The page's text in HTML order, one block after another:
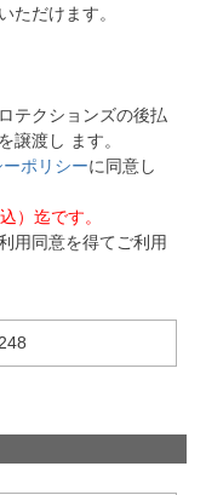
ただけます。
テクションズの後払
譲渡し ます。
ポリシーに同意し
）迄です。
用同意を得てご利用